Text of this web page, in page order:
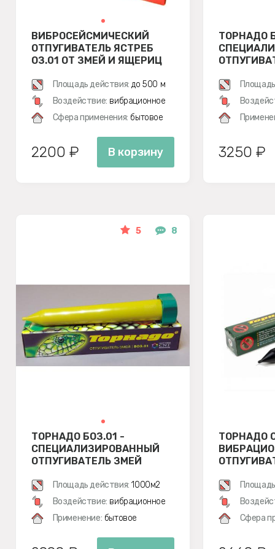
ВИБРОСЕЙСМИЧЕСКИЙ
ОТПУГИВАТЕЛЬ ЯСТРЕБ
ОЗ.01 ОТ ЗМЕЙ И ЯЩЕРИЦ
Площадь действия: до 500 м
Воздействие: вибрационное
Сфера применения: бытовое
2200 ₽ В корзину
ТОРНАДО
3250 ₽
5 8
ТОРНАДО БОЗ.01 -
СПЕЦИАЛИЗИРОВАННЫЙ
ОТПУГИВАТЕЛЬ ЗМЕЙ
Площадь действия: 1000м2
Воздействие: вибрационное
Применение: бытовое
ТОРНАДО
ПОЛЕВОК
Сфера